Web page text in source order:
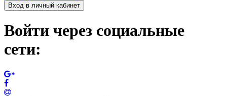
Вход в личный кабинет
Войти через социальные
сети: